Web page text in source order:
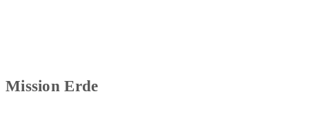
Mission Erde